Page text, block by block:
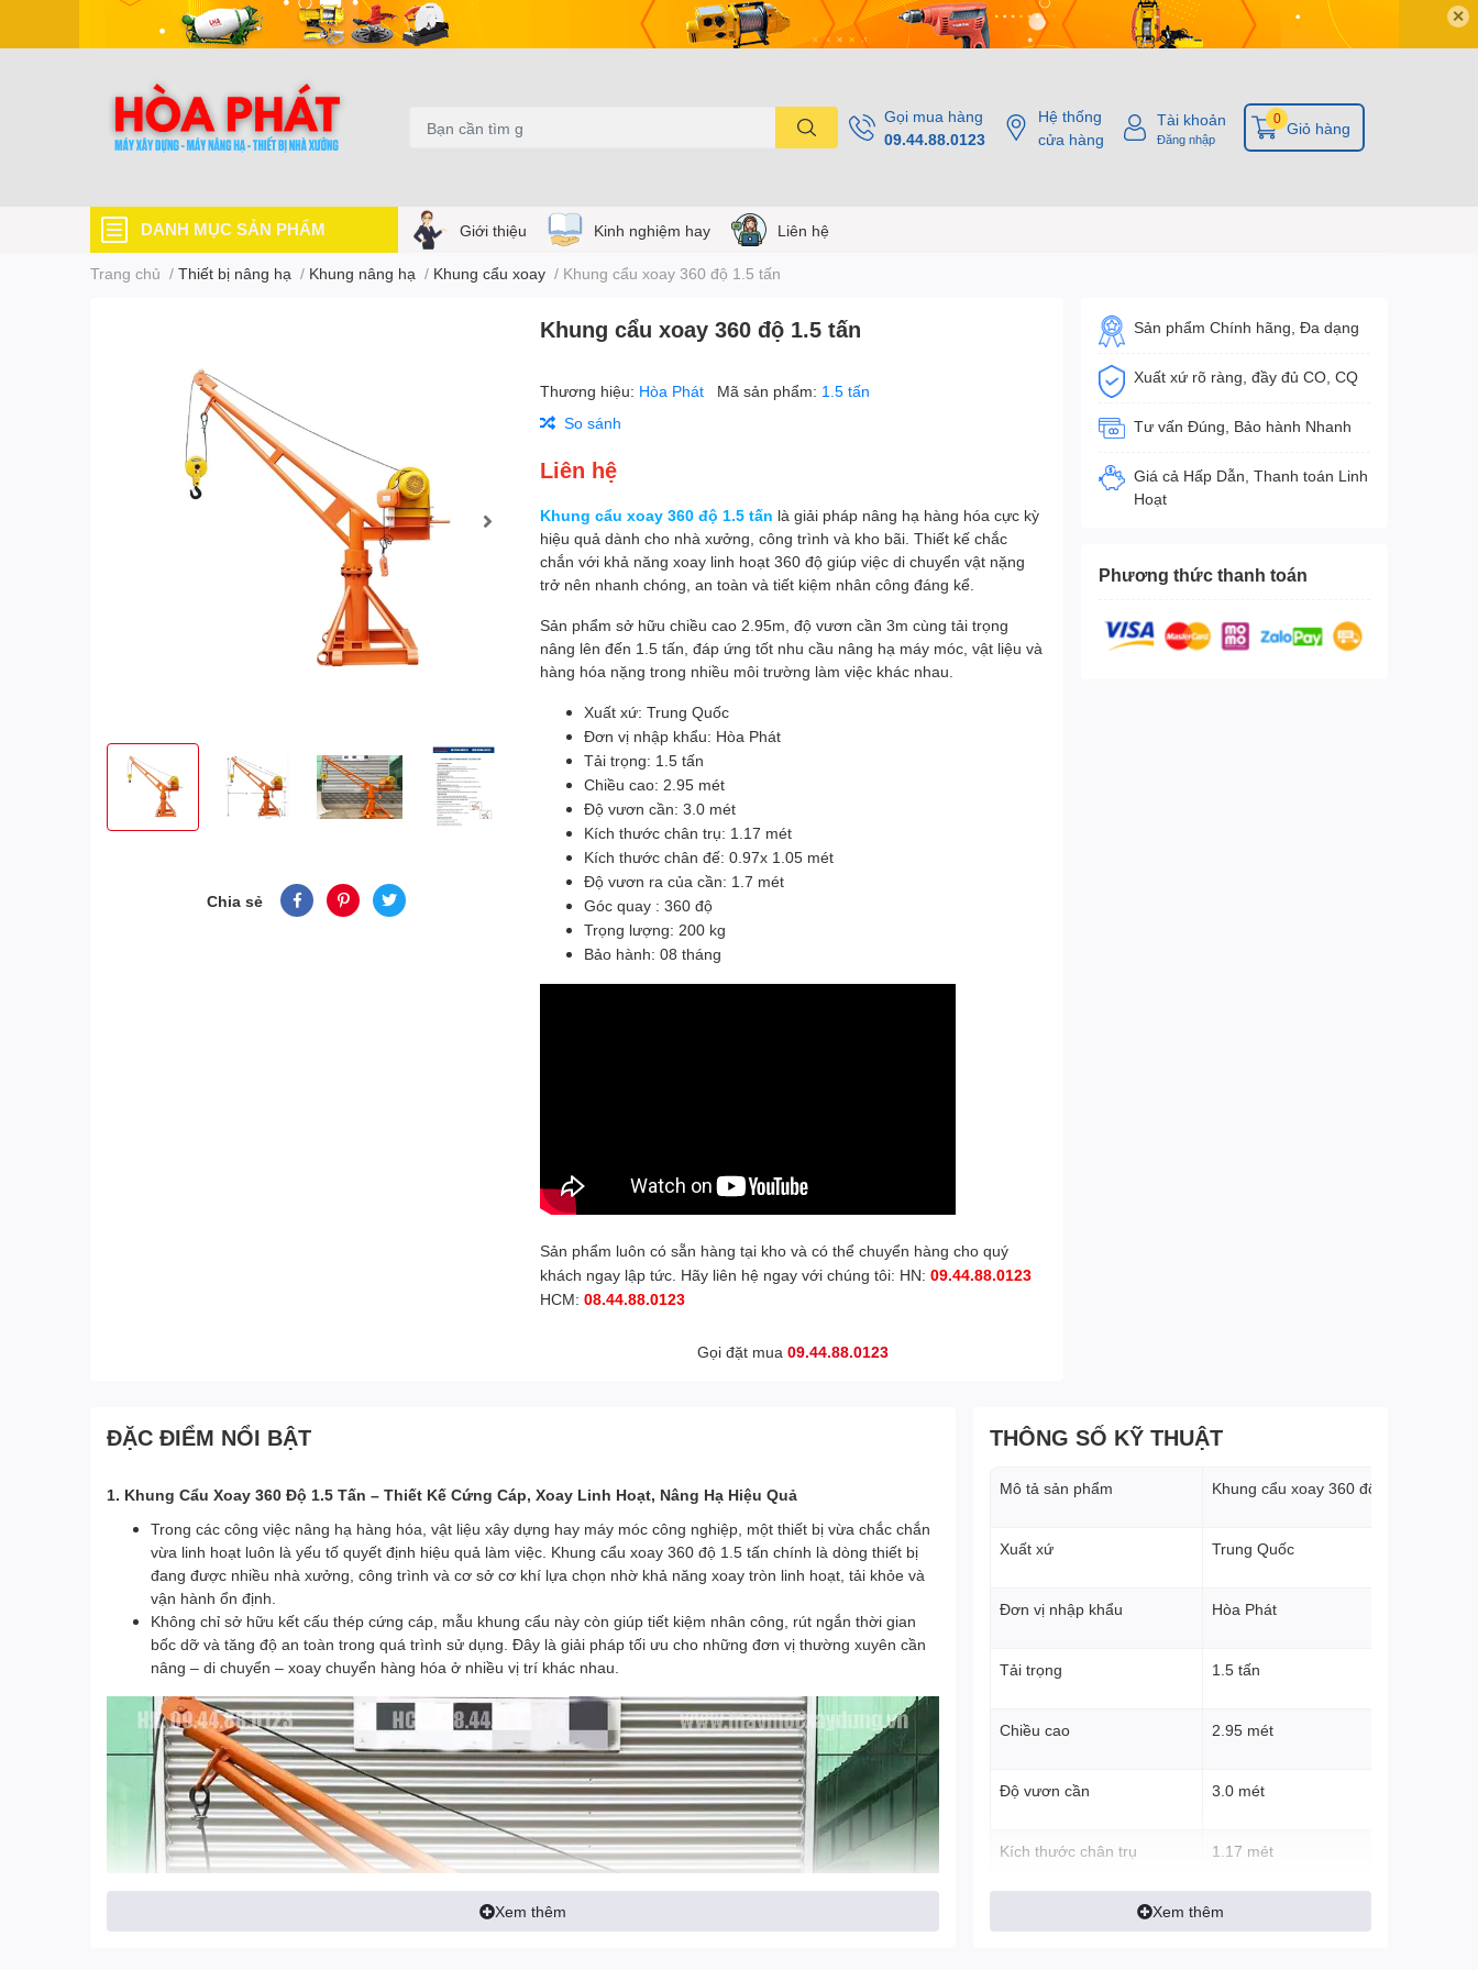
✕
Gọi mua hàng
09.44.88.0123
Hệ thống
cửa hàng
Tài khoản
Đăng nhập
Giỏ hàng
0
DANH MỤC SẢN PHẨM Giới thiệu Kinh nghiệm hay Liên hệ
Trang chủ / Thiết bị nâng hạ / Khung nâng hạ / Khung cẩu xoay / Khung cẩu xoay 360 độ 1.5 tấn
Chia sẻ
Khung cẩu xoay 360 độ 1.5 tấn
Thương hiệu: Hòa Phát Mã sản phẩm: 1.5 tấn
So sánh
Liên hệ
Khung cẩu xoay 360 độ 1.5 tấn là giải pháp nâng hạ hàng hóa cực kỳ
hiệu quả dành cho nhà xưởng, công trình và kho bãi. Thiết kế chắc
chắn với khả năng xoay linh hoạt 360 độ giúp việc di chuyển vật nặng
trở nên nhanh chóng, an toàn và tiết kiệm nhân công đáng kể.
Sản phẩm sở hữu chiều cao 2.95m, độ vươn cần 3m cùng tải trọng
nâng lên đến 1.5 tấn, đáp ứng tốt nhu cầu nâng hạ máy móc, vật liệu và
hàng hóa nặng trong nhiều môi trường làm việc khác nhau.
Xuất xứ: Trung Quốc
Đơn vị nhập khẩu: Hòa Phát
Tải trọng: 1.5 tấn
Chiều cao: 2.95 mét
Độ vươn cần: 3.0 mét
Kích thước chân trụ: 1.17 mét
Kích thước chân đế: 0.97x 1.05 mét
Độ vươn ra của cần: 1.7 mét
Góc quay : 360 độ
Trọng lượng: 200 kg
Bảo hành: 08 tháng
Sản phẩm luôn có sẵn hàng tại kho và có thể chuyển hàng cho quý
khách ngay lập tức. Hãy liên hệ ngay với chúng tôi: HN:09.44.88.0123
HCM:08.44.88.0123
Gọi đặt mua09.44.88.0123
Sản phẩm Chính hãng, Đa dạng
Xuất xứ rõ ràng, đầy đủ CO, CQ
Tư vấn Đúng, Bảo hành Nhanh
Giá cả Hấp Dẫn, Thanh toán Linh
Hoạt
Phương thức thanh toán
ĐẶC ĐIỂM NỔI BẬT
1. Khung Cẩu Xoay 360 Độ 1.5 Tấn – Thiết Kế Cứng Cáp, Xoay Linh Hoạt, Nâng Hạ Hiệu Quả
Trong các công việc nâng hạ hàng hóa, vật liệu xây dựng hay máy móc công nghiệp, một thiết bị vừa chắc chắn
vừa linh hoạt luôn là yếu tố quyết định hiệu quả làm việc. Khung cẩu xoay 360 độ 1.5 tấn chính là dòng thiết bị
đang được nhiều nhà xưởng, công trình và cơ sở cơ khí lựa chọn nhờ khả năng xoay tròn linh hoạt, tải khỏe và
vận hành ổn định.
Không chỉ sở hữu kết cấu thép cứng cáp, mẫu khung cẩu này còn giúp tiết kiệm nhân công, rút ngắn thời gian
bốc dỡ và tăng độ an toàn trong quá trình sử dụng. Đây là giải pháp tối ưu cho những đơn vị thường xuyên cần
nâng – di chuyển – xoay chuyển hàng hóa ở nhiều vị trí khác nhau.
Xem thêm
THÔNG SỐ KỸ THUẬT
Mô tả sản phẩm Khung cẩu xoay 360 độ
Xuất xứ Trung Quốc
Đơn vị nhập khẩu Hòa Phát
Tải trọng 1.5 tấn
Chiều cao 2.95 mét
Độ vươn cần 3.0 mét
Kích thước chân trụ 1.17 mét
0.97 x 1.05 mét
Xem thêm